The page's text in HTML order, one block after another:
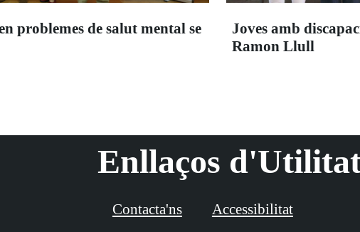
problemes de salut mental se
Joves amb
Ramon Llull
Enllaços
Contacta'ns Accessibilitat